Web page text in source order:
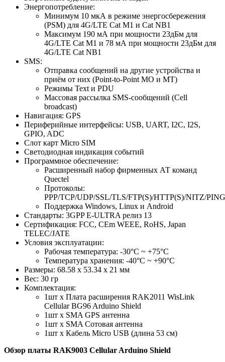
Энергопотребление:
Минимум 10 мкА в режиме энергосбережения
(PSM) для 4G/LTE Cat M1 и Cat NB1
Максимум 190 мА при мощности 23дБм для
4G/LTE Cat M1 и 78 мА при мощности 23дБм для
4G/LTE Cat NB1
SMS:
Отправка сообщений на другие устройства и
приём от них (Point-to-Point MO и MT)
Режимы Text и PDU
Массовая рассылка SMS-сообщений (Cell
broadcast)
Навигация: GPS
Периферийные интерфейсы: USB, UART, I2C, I2S,
GPIO, ADC
Слот карт Micro SIM
Светодиодная индикация событий
Программное обеспечение:
Расширенный набор фирменных АТ команд
Quectel
Протоколы:
PPP/TCP/UDP/SSL/TLS/FTP(S)/HTTP(S)/NITZ/
Поддержка Windows, Linux и Android
Стандарты: 3GPP E-ULTRA релиз 13
Сертификация: FCC, CEm WEEE, RoHS, Japan
TELEC/JATE
Условия эксплуатации:
Рабочая температура: -30°C ~ +75°C
Температура хранения: -40°C ~ +90°C
Размеры: 68.58 х 53.34 х 21 мм
Вес: 30 гр
Комплектация:
1шт х Плата расширения RAK2011 WisLink
Cellular BG96 Arduino Shield
1шт х SMA GPS антенна
1шт х SMA Сотовая антенна
1шт х Кабель Micro USB (длина 53 см)
Обзор платы RAK9003 Cellular Arduino Shield